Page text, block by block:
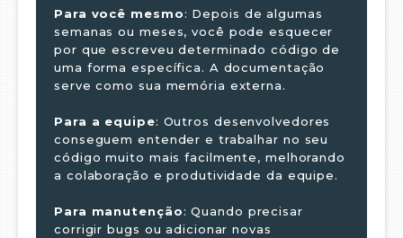
Para você mesmo: Depois de algumas
semanas ou meses, você pode esquecer
por que escreveu determinado código de
uma forma específica. A documentação
serve como sua memória externa.
Para a equipe: Outros desenvolvedores
conseguem entender e trabalhar no seu
código muito mais facilmente, melhorando
a colaboração e produtividade da equipe.
Para manutenção: Quando precisar
corrigir bugs ou adicionar novas